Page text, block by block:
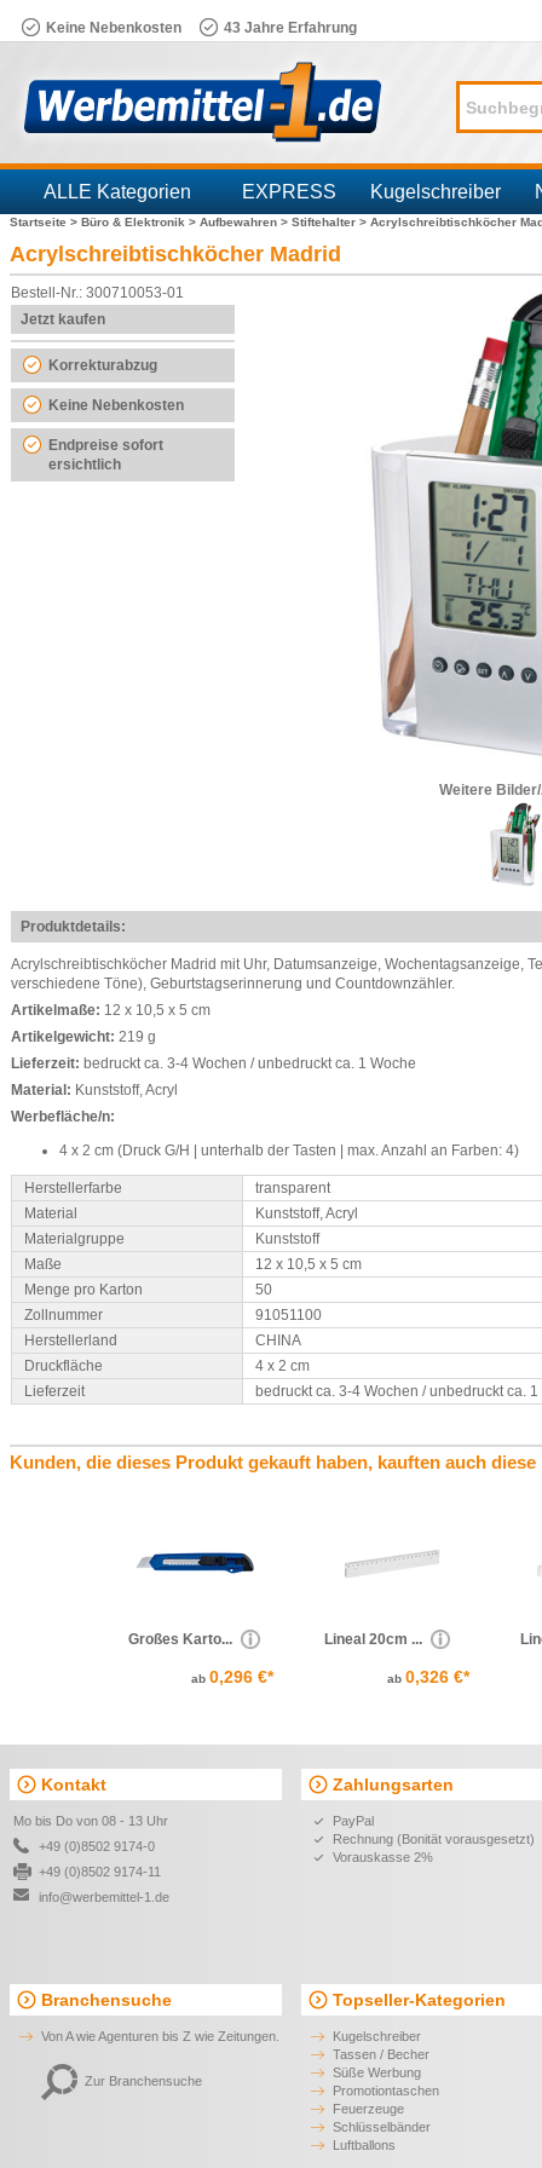
Keine Nebenkosten 43 Jahre Erfahrung
ALLE Kategorien EXPRESS Kugelschreiber
Branchen
Startseite > Büro & Elektronik > Aufbewahren > Stiftehalter > Acrylschreibtischköcher
Acrylschreibtischköcher Madrid
Bestell-Nr.: 300710053-01
Jetzt kaufen
Korrekturabzug
Keine Nebenkosten
Endpreise sofort
ersichtlich
Weitere
Produktdetails:
Acrylschreibtischköcher Madrid mit Uhr, Datumsanzeige, Wochentagsanzeige,
verschiedene Töne), Geburtstagserinnerung und Countdownzähler.
Artikelmaße: 12 x 10,5 x 5 cm
Artikelgewicht: 219 g
Lieferzeit: bedruckt ca. 3-4 Wochen / unbedruckt ca. 1 Woche
Material: Kunststoff, Acryl
Werbefläche/n:
4 x 2 cm (Druck G/H | unterhalb der Tasten | max. Anzahl an Farben: 4)
Herstellerfarbe
transparent
Material
Kunststoff, Acryl
Materialgruppe
Kunststoff
Maße
12 x 10,5 x 5 cm
Menge pro Karton
50
Zollnummer
91051100
Herstellerland
CHINA
Druckfläche
4 x 2 cm
Lieferzeit
bedruckt ca. 3-4 Wochen / unbedruckt ca. 1
Kunden, die dieses Produkt gekauft haben, kauften auch
Großes Karto...
ab 0,296 €*
Lineal 20cm ...
ab 0,326 €*
Kontakt
Mo bis Do von 08 - 13 Uhr
+49 (0)8502 9174-0
+49 (0)8502 9174-11
info@werbemittel-1.de
Zahlungsarten
PayPal
Rechnung (Bonität vorausgesetzt)
Vorauskasse 2%
Branchensuche
Von A wie Agenturen bis Z wie Zeitungen.
Zur Branchensuche
Topseller-Kategorien
Kugelschreiber
Tassen / Becher
Süße Werbung
Promotiontaschen
Feuerzeuge
Schlüsselbänder
Luftballons